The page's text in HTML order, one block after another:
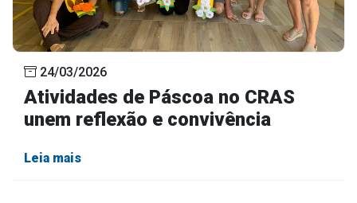
24/03/2026
Atividades de Páscoa no CRAS
unem reflexão e convivência
Leia mais